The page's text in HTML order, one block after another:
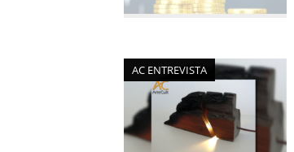
AC ENTREVISTA